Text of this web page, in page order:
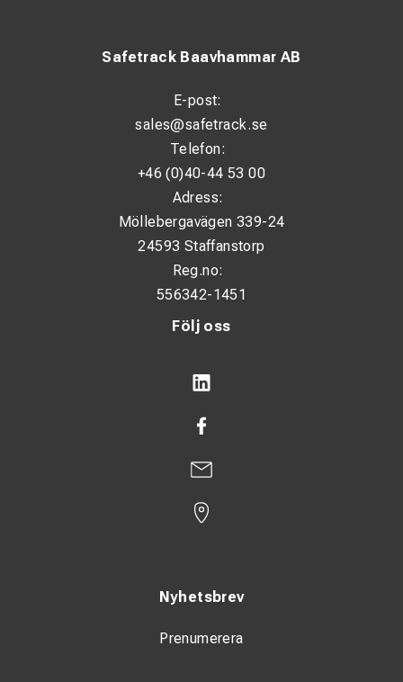
Följ oss
Nyhetsbrev
Prenumerera
Safetrack Baavhammar AB
E-post:
sales@safetrack.se
Telefon:
+46 (0)40-44 53 00
Adress:
Möllebergavägen 339-24
24593 Staffanstorp
Reg.no:
556342-1451